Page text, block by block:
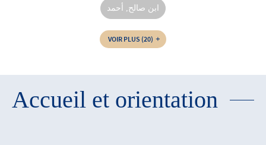
ابن صالح, أحمد
VOIR PLUS (20)
Accueil et orientation